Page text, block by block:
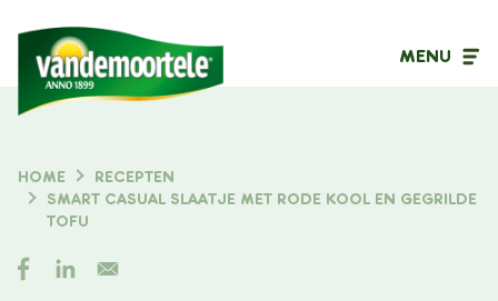
MENU
Inhoudstype
Filter op
KRUIMELPAD
HOME
RECEPTEN
SMART CASUAL SLAATJE MET RODE KOOL EN GEGRILDE
TOFU